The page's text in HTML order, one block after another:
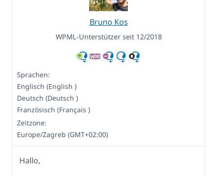
Bruno Kos
WPML-Unterstützer seit 12/2018
Sprachen:
Englisch (English )
Deutsch (Deutsch )
Französisch (Français )
Zeitzone:
Europe/Zagreb (GMT+02:00)
Hallo,